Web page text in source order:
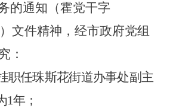
的通知（霍党干字
文件精神，经市政府党组
：
职任珠斯花街道办事处副主
1年；